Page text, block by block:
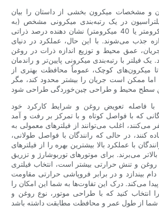
و مشخصات میکرون بخشی از داستان را بیان
در یک رتبه‌بندی میکرونی مشخص (به
عنوان مثال، 20 میکرومتر یا 40 میکرومتر) نشان دهنده درصد ذراتی
جذب می‌شوند. با این حال، عملکرد در دنیای
عمق محیط و توزیع اندازه ذرات در روغن
یک فیلتر با رتبه‌بندی میکرونی پایین‌تر و راندمان
میکرون‌های کوچک، عموماً محافظت بهتری از
اما ممکن است جریان را بیشتر محدود کند، مگر
با فاصله تعویض روغن و شرایط کارکرد خود
که با فواصل کوتاه و با تمرکز بر رفت و آمد
می‌کنند، اغلب می‌توانند از فیلترهای معمولی به
کنند، در حالی که رانندگان با فواصل طولانی،
با عملکرد بالا بیشترین بهره را از فیلترهای
می‌برند. برای موتورهای توربوشارژ و تزریق
روغن و تنش حرارتی بیشتر است، انتخاب فیلتری
دام بیندازد و در برابر فروپاشی حرارتی مقاومت
می‌کند. درک این تفاوت‌ها به شما این امکان را
انتخاب کنید که با طراحی موتور، نوع روغن و